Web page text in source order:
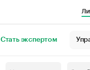
Стать экспертом